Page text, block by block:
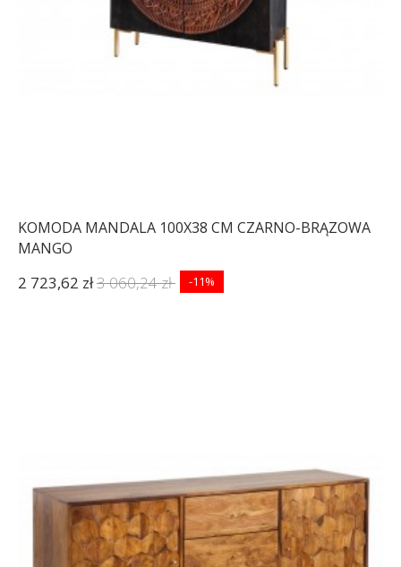
KOMODA MANDALA 100X38 CM CZARNO-BRĄZOWA
MANGO
2 723,62 zł3 060,24 zł -11%